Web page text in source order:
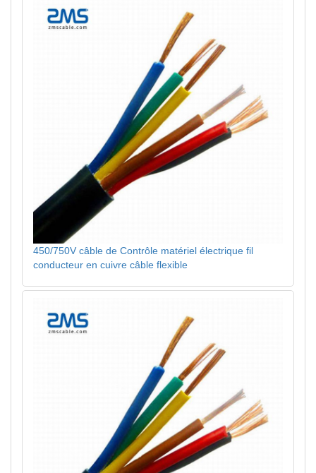
450/750V câble de Contrôle matériel électrique fil
conducteur en cuivre câble flexible